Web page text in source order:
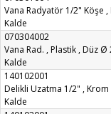
Vana Radyatör 1/2" Köşe ,
Kalde
070304002
Vana Rad. , Plastik , Düz
Kalde
140102001
Delikli Uzatma 1/2" , Krom
Kalde